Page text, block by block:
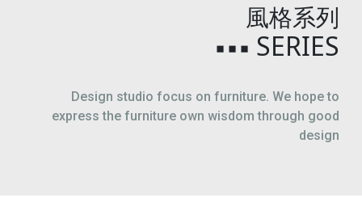
風格系列
▪▪▪ SERIES
Design studio focus on furniture. We hope to
express the furniture own wisdom through good
design